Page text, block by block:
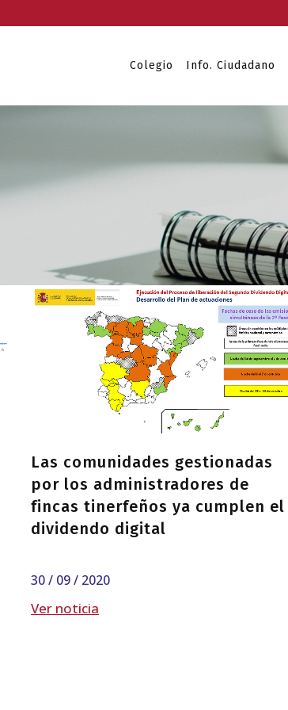
Colegio Info. Ciudadano
Las comunidades gestionadas
por los administradores de
fincas tinerfeños ya cumplen el
dividendo digital
30 / 09 / 2020
Ver noticia